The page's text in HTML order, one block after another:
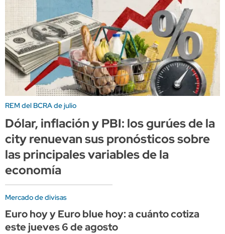
REM del BCRA de julio
Dólar, inflación y PBI: los gurúes de la
city renuevan sus pronósticos sobre
las principales variables de la
economía
Mercado de divisas
Euro hoy y Euro blue hoy: a cuánto cotiza
este jueves 6 de agosto